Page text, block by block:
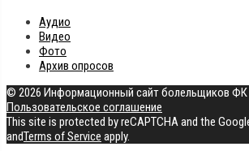
Аудио
Видео
Фото
Архив опросов
© 2026 Информационный сайт болельщиков ФК
Пользовательское соглашение
This site is protected by reCAPTCHA and the
andTerms of Service apply.